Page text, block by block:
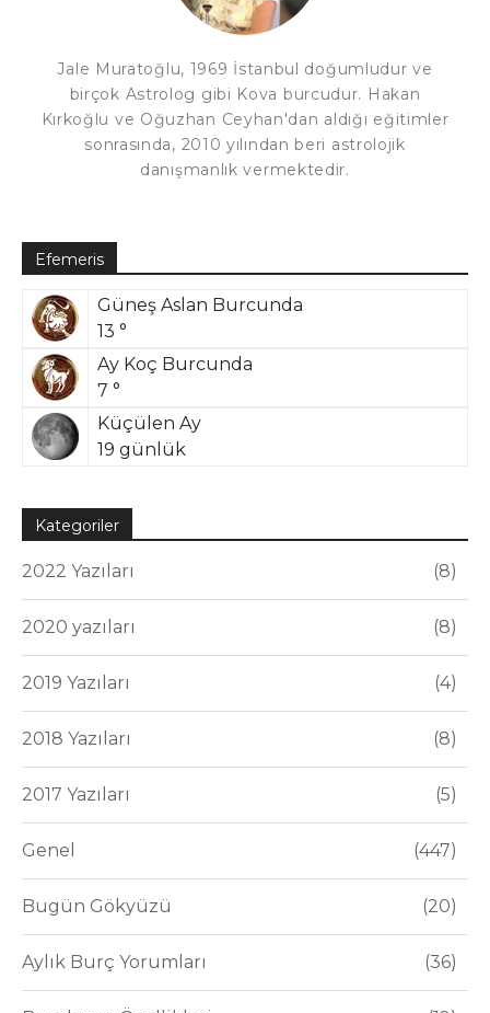
Jale Muratoğlu, 1969 İstanbul doğumludur ve
birçok Astrolog gibi Kova burcudur. Hakan
Kırkoğlu ve Oğuzhan Ceyhan'dan aldığı eğitimler
sonrasında, 2010 yılından beri astrolojik
danışmanlık vermektedir.
Efemeris
Güneş Aslan Burcunda
13 °
Ay Koç Burcunda
7 °
Küçülen Ay
19 günlük
Kategoriler
2022 Yazıları 8
2020 yazıları 8
2019 Yazıları 4
2018 Yazıları 8
2017 Yazıları 5
Genel 447
Bugün Gökyüzü 20
Aylık Burç Yorumları 36